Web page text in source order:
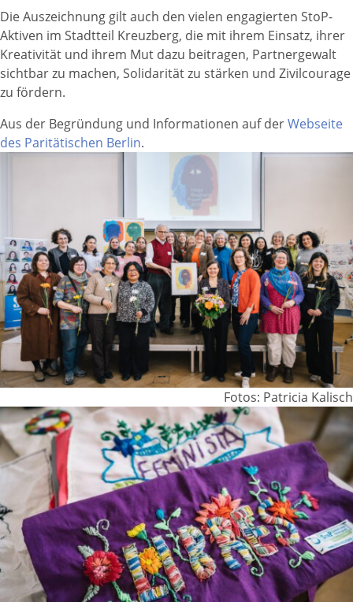
Die Auszeichnung gilt auch den vielen engagierten StoP-
Aktiven im Stadtteil Kreuzberg, die mit ihrem Einsatz, ihrer
Kreativität und ihrem Mut dazu beitragen, Partnergewalt
sichtbar zu machen, Solidarität zu stärken und Zivilcourage
zu fördern.
Aus der Begründung und Informationen auf derWebseite
des Paritätischen Berlin.
Fotos: Patricia Kalisch